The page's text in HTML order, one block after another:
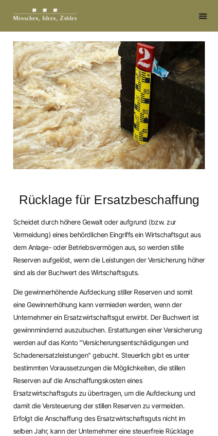
Rücklage für Ersatzbeschaffung
Scheidet durch höhere Gewalt oder aufgrund (bzw. zur
Vermeidung) eines behördlichen Eingriffs ein Wirtschaftsgut aus
dem Anlage- oder Betriebsvermögen aus, so werden stille
Reserven aufgelöst, wenn die Leistungen der Versicherung höher
sind als der Buchwert des Wirtschaftsguts.
Die gewinnerhöhende Aufdeckung stiller Reserven und somit
eine Gewinnerhöhung kann vermieden werden, wenn der
Unternehmer ein Ersatzwirtschaftsgut erwirbt. Der Buchwert ist
gewinnmindernd auszubuchen. Erstattungen einer Versicherung
werden auf das Konto "Versicherungsentschädigungen und
Schadenersatzleistungen" gebucht. Steuerlich gibt es unter
bestimmten Voraussetzungen die Möglichkeiten, die stillen
Reserven auf die Anschaffungskosten eines
Ersatzwirtschaftsguts zu übertragen, um die Aufdeckung und
damit die Versteuerung der stillen Reserven zu vermeiden.
Erfolgt die Anschaffung des Ersatzwirtschaftsguts nicht im
selben Jahr, kann der Unternehmer eine steuerfreie Rücklage